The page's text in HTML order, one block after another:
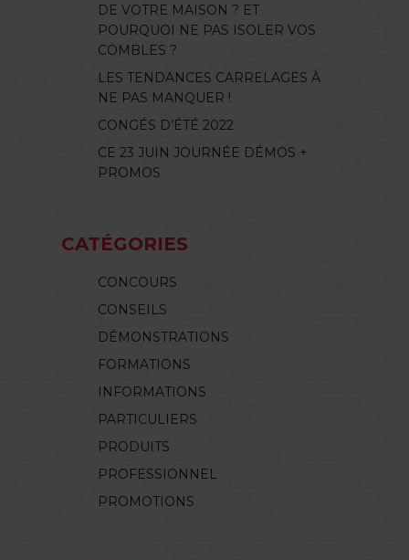
DE VOTRE MAISON ? ET
POURQUOI NE PAS ISOLER VOS
COMBLES ?
LES TENDANCES CARRELAGES À
NE PAS MANQUER !
CONGÉS D’ÉTÉ 2022
CE 23 JUIN JOURNÉE DÉMOS +
PROMOS
CATÉGORIES
CONCOURS
CONSEILS
DÉMONSTRATIONS
FORMATIONS
INFORMATIONS
PARTICULIERS
PRODUITS
PROFESSIONNEL
PROMOTIONS